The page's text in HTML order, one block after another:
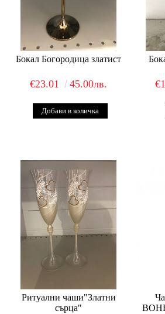
Бокал Богородица златист
€23.01 45.00лв.
Ритуални чаши"Златни
сърца"